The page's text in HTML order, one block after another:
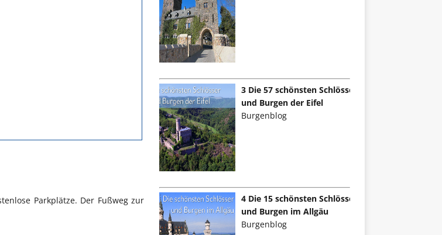
Parkplätze. Der Fußweg zur
3 Die 57 schönsten Schlösser
und Burgen der Eifel
Burgenblog
4 Die 15 schönsten Schlösser
und Burgen im Allgäu
Burgenblog